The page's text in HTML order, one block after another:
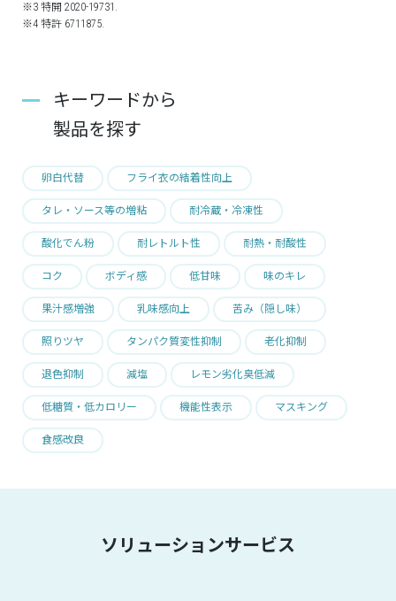
※3 特開 2020-19731.
※4 特許 6711875.
キーワードから
製品を探す
卵白代替 フライ衣の結着性向上
タレ・ソース等の増粘 耐冷蔵・冷凍性
酸化でん粉 耐レトルト性 耐熱・耐酸性
コク ボディ感 低甘味 味のキレ
果汁感増強 乳味感向上 苦み（隠し味）
照りツヤ タンパク質変性抑制 老化抑制
退色抑制 減塩 レモン劣化臭低減
低糖質・低カロリー 機能性表示 マスキング
食感改良
ソリューションサービス